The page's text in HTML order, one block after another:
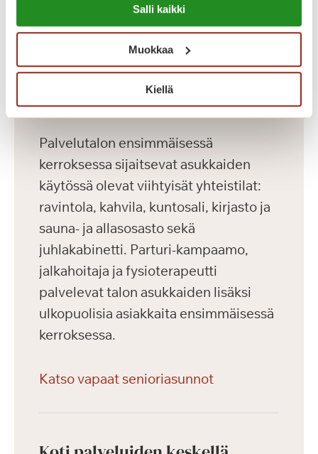
https://sagacare.fi/evasteet/
Salli kaikki
Muokkaa
Kiellä
mieleiseksesi. Kaikissa asunnoissa on
avara pohjaratkaisu, nykyaikainen
keittiö, esteetön kylpyhuone sekä
turvapuhelin. Lähes kaikissa
asunnoissa on lasitettu parveke.
Palvelutalon ensimmäisessä
kerroksessa sijaitsevat asukkaiden
käytössä olevat viihtyisät yhteistilat:
ravintola, kahvila, kuntosali, kirjasto ja
sauna- ja allasosasto sekä
juhlakabinetti. Parturi-kampaamo,
jalkahoitaja ja fysioterapeutti
palvelevat talon asukkaiden lisäksi
ulkopuolisia asiakkaita ensimmäisessä
kerroksessa.
Katso vapaat senioriasunnot